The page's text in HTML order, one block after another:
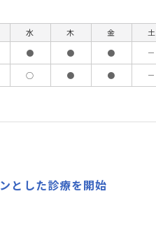
水 木 金 土
● ● ● －
○ ● ● －
とした診療を開始